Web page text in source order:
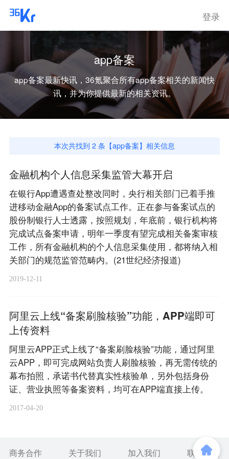
登录
app备案
app备案最新快讯，36氪聚合所有app备案相关的新闻快
讯，并为你提供最新的相关资讯。
本次共找到 2 条【app备案】相关信息
金融机构个人信息采集监管大幕开启
在银行App遭遇查处整改同时，央行相关部门已着手推
进移动金融App的备案试点工作。正在参与备案试点的
股份制银行人士透露，按照规划，年底前，银行机构将
完成试点备案申请，明年一季度有望完成相关备案审核
工作，所有金融机构的个人信息采集使用，都将纳入相
关部门的规范监管范畴内。(21世纪经济报道)
2019-12-11
阿里云上线“备案刷脸核验”功能，APP端即可
上传资料
阿里云APP正式上线了“备案刷脸核验”功能，通过阿里
云APP，即可完成网站负责人刷脸核验，再无需传统的
幕布拍照，承诺书代替真实性核验单，另外包括身份
证、营业执照等备案资料，均可在APP端直接上传。
2017-04-20
商务合作 关于我们 加入我们 联系我们